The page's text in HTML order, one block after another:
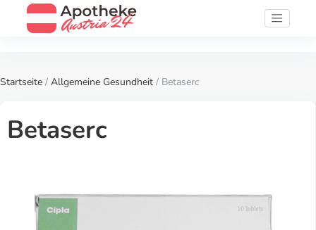
Startseite / Allgemeine Gesundheit / Betaserc
Betaserc